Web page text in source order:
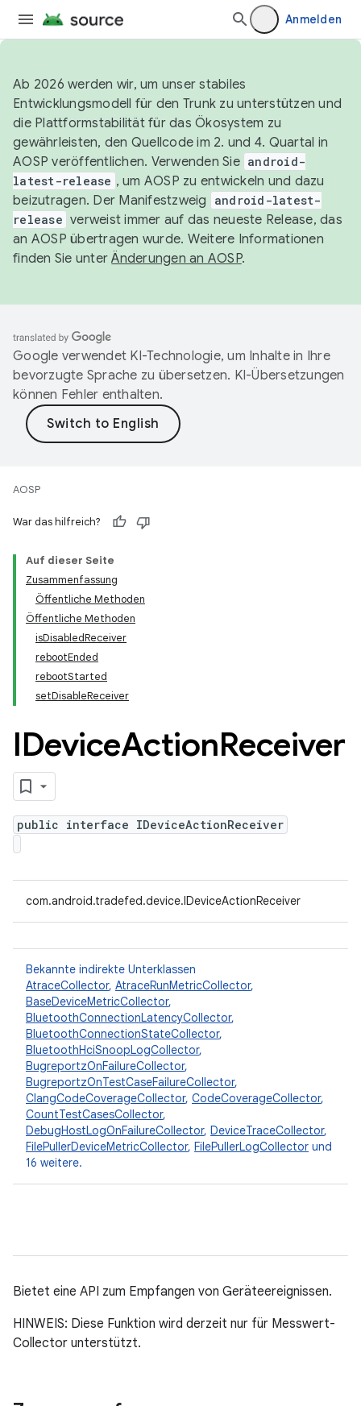
Anmelden
Ab 2026 werden wir, um unser stabiles
Entwicklungsmodell für den Trunk zu unterstützen und
die Plattformstabilität für das Ökosystem zu
gewährleisten, den Quellcode im 2. und 4. Quartal in
AOSP veröffentlichen. Verwenden Sie android-
latest-release , um AOSP zu entwickeln und dazu
beizutragen. Der Manifestzweig
android-latest-
release verweist immer auf das neueste Release, das
an AOSP übertragen wurde. Weitere Informationen
finden Sie unterÄnderungen an AOSP.
Google verwendet KI-Technologie, um Inhalte in Ihre
bevorzugte Sprache zu übersetzen. KI-Übersetzungen
können Fehler enthalten.
AOSP
War das hilfreich?
Auf dieser Seite
Zusammenfassung
Öffentliche Methoden
Öffentliche Methoden
isDisabledReceiver
rebootEnded
rebootStarted
setDisableReceiver
IDeviceActionReceiver
public interface IDeviceActionReceiver
com.android.tradefed.device.IDeviceActionReceiver
Bekannte indirekte Unterklassen
AtraceCollector, AtraceRunMetricCollector,
BaseDeviceMetricCollector,
BluetoothConnectionLatencyCollector,
BluetoothConnectionStateCollector,
BluetoothHciSnoopLogCollector,
BugreportzOnFailureCollector,
BugreportzOnTestCaseFailureCollector,
ClangCodeCoverageCollector, CodeCoverageCollector,
CountTestCasesCollector,
DebugHostLogOnFailureCollector, DeviceTraceCollector,
FilePullerDeviceMetricCollector, FilePullerLogCollector und
16 weitere.
Bietet eine API zum Empfangen von Geräteereignissen.
HINWEIS: Diese Funktion wird derzeit nur für Messwert-
Collector unterstützt.